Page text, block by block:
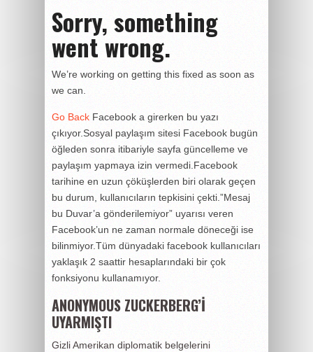
Sorry, something
went wrong.
We’re working on getting this fixed as soon as
we can.
Go Back Facebook a girerken bu yazı
çıkıyor.Sosyal paylaşım sitesi Facebook bugün
öğleden sonra itibariyle sayfa güncelleme ve
paylaşım yapmaya izin vermedi.Facebook
tarihine en uzun çöküşlerden biri olarak geçen
bu durum, kullanıcıların tepkisini çekti.”Mesaj
bu Duvar’a gönderilemiyor” uyarısı veren
Facebook’un ne zaman normale döneceği ise
bilinmiyor.Tüm dünyadaki facebook kullanıcıları
yaklaşık 2 saattir hesaplarındaki bir çok
fonksiyonu kullanamıyor.
ANONYMOUS ZUCKERBERG’İ
UYARMIŞTI
Gizli Amerikan diplomatik belgelerini